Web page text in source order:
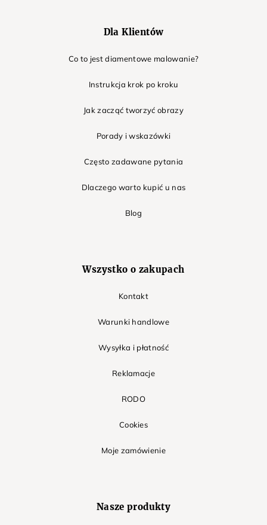
Dla Klientów
Co to jest diamentowe malowanie?
Instrukcja krok po kroku
Jak zacząć tworzyć obrazy
Porady i wskazówki
Często zadawane pytania
Dlaczego warto kupić u nas
Blog
Wszystko o zakupach
Kontakt
Warunki handlowe
Wysyłka i płatność
Reklamacje
RODO
Cookies
Moje zamówienie
Nasze produkty